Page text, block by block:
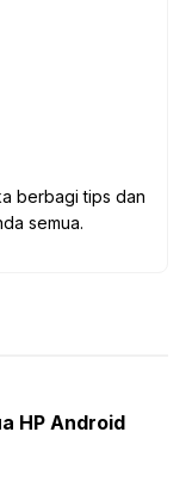
berbagi tips dan
semua.
HP Android